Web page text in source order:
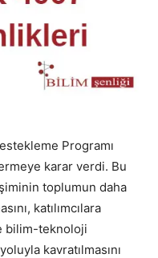
Programı
karar verdi. Bu
toplumun daha
katılımcılara
bilim-teknoloji
kavratılmasını